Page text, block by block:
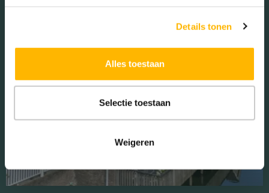
Details tonen
Alles toestaan
Selectie toestaan
Weigeren
Paul Citroenstraat 16
UTRECHT • € 869.000 ,- K.K.